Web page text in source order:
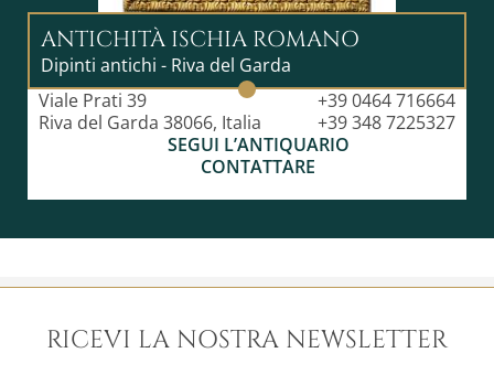
ANTICHITÀ ISCHIA ROMANO
Dipinti antichi - Riva del Garda
Viale Prati 39
Riva del Garda 38066, Italia
+39 0464 716664
+39 348 7225327
SEGUI L’ANTIQUARIO
CONTATTARE
RICEVI LA NOSTRA NEWSLETTER